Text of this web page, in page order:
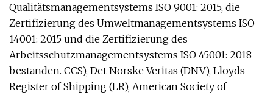
Qualitätsmanagementsystems ISO 9001: 2015, die
Zertifizierung des Umweltmanagementsystems ISO
14001: 2015 und die Zertifizierung des
Arbeitsschutzmanagementsystems ISO 45001: 2018
bestanden. CCS), Det Norske Veritas (DNV), Lloyds
Register of Shipping (LR), American Society of